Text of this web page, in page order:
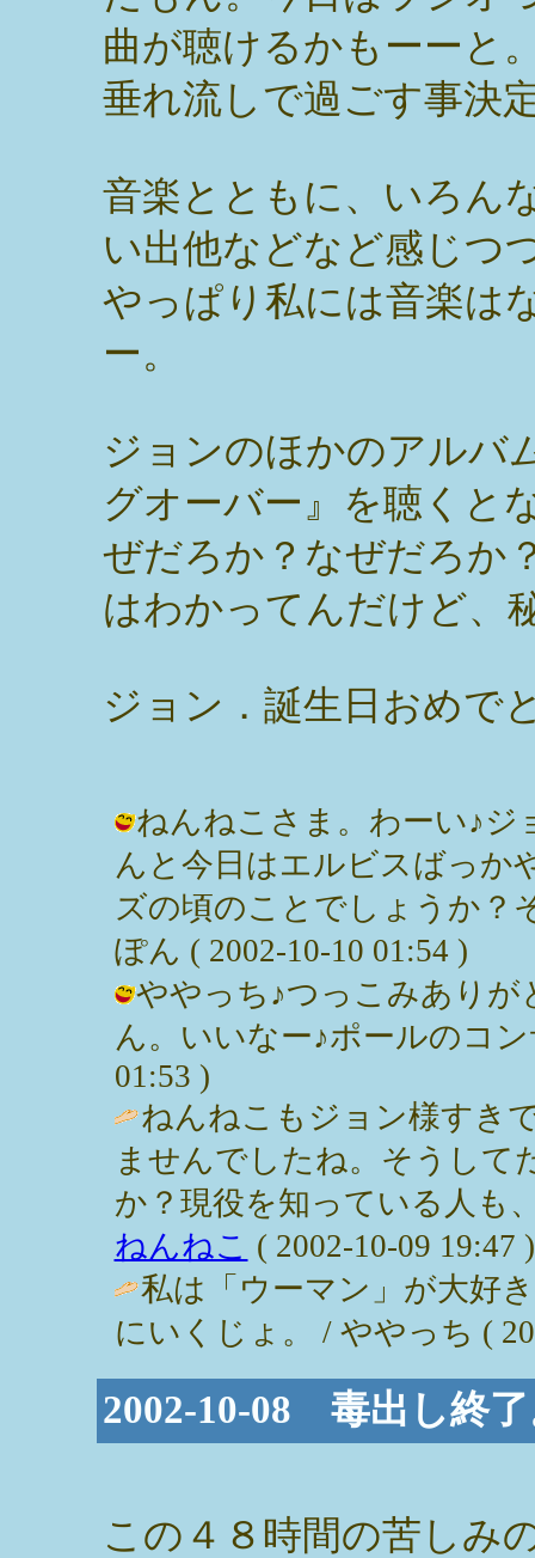
曲が聴けるかもーーと
垂れ流しで過ごす事決
音楽とともに、いろん
い出他などなど感じつ
やっぱり私には音楽は
ー。
ジョンのほかのアルバ
グオーバー』を聴くと
ぜだろか？なぜだろか
はわかってんだけど、
ジョン．誕生日おめで
ねんねこさま。わーい♪ジ
んと今日はエルビスばっか
ズの頃のことでしょうか？
ぽん ( 2002-10-10 01:54 )
ややっち♪つっこみありが
ん。いいなー♪ポールのコ
01:53 )
ねんねこもジョン様すき
ませんでしたね。そうして
か？現役を知っている人も
ねんねこ ( 2002-10-09 19:47 )
私は「ウーマン」が大好
にいくじょ。 / ややっち (
2002-10-08 毒出し終
この４８時間の苦しみ